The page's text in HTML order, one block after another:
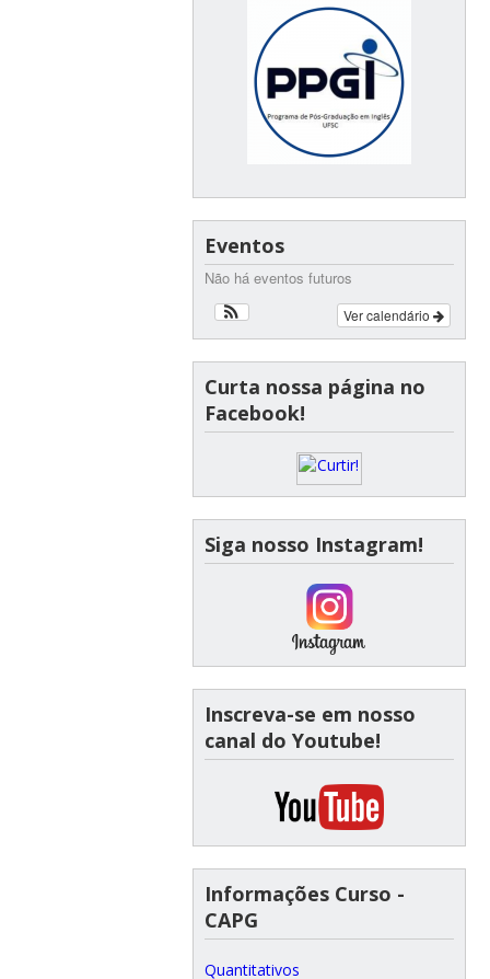
Eventos
Não há eventos futuros
Ver calendário
Curta nossa página no
Facebook!
Siga nosso Instagram!
Inscreva-se em nosso
canal do Youtube!
Informações Curso -
CAPG
Quantitativos